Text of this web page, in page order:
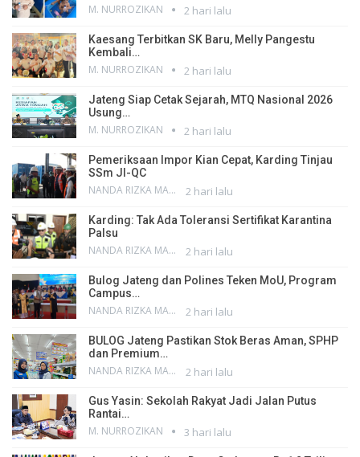
M. NURROZIKAN 2 hari lalu
Kaesang Terbitkan SK Baru, Melly Pangestu
Kembali…
M. NURROZIKAN 2 hari lalu
Jateng Siap Cetak Sejarah, MTQ Nasional 2026
Usung…
M. NURROZIKAN 2 hari lalu
Pemeriksaan Impor Kian Cepat, Karding Tinjau
SSm JI-QC
NANDA RIZKA MAHENDRA 2 hari lalu
Karding: Tak Ada Toleransi Sertifikat Karantina
Palsu
NANDA RIZKA MAHENDRA 2 hari lalu
Bulog Jateng dan Polines Teken MoU, Program
Campus…
NANDA RIZKA MAHENDRA 2 hari lalu
BULOG Jateng Pastikan Stok Beras Aman, SPHP
dan Premium…
NANDA RIZKA MAHENDRA 2 hari lalu
Gus Yasin: Sekolah Rakyat Jadi Jalan Putus
Rantai…
M. NURROZIKAN 3 hari lalu